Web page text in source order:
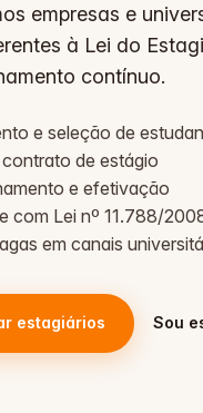
empresas e
à Lei do
contínuo.
e seleção de
de estágio
e efetivação
com Lei nº 11.788/
em canais
estagiários Sou